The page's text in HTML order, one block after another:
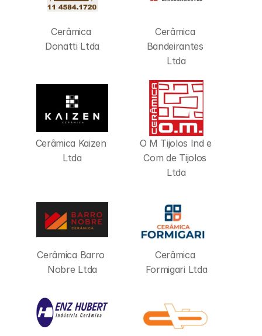
Cerâmica
Donatti Ltda
Cerâmica
Bandeirantes
Ltda
Cerâmica Kaizen
Ltda
O M Tijolos Ind e
Com de Tijolos
Ltda
Cerâmica Barro
Nobre Ltda
Cerâmica
Formigari Ltda